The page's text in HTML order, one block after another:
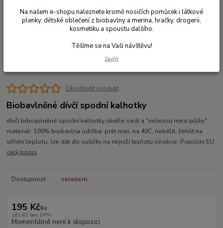
Ohodnotit produkt
Biobavlněné dívčí spodní kalhotky
dívčí biboavlněné spodní kalhotky skvěle sedí a "nelezou mezi půlky"
materiál: 100% biobavlna údržba: prát max. na 40C, nebělit, žehlit na
střídní teplotu, lze dát do sušičky na nejniží teplotu výrobce: Popolini EU
celý popis
Dostupnost skladem
195 Kč/ks
161 Kč bez DPH
Momentálně není k dispozici
Na našem e-shopu naleznete kromě nosičích pomůcek i látkové
plenky, dětské oblečení z biobavlny a merina, hračky, drogerii,
kosmetiku a spoustu dalšího.
Těšíme se na Vaši návštěvu!
Zavřít